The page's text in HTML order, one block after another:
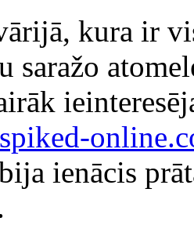
kura ir
saražo
ienācis